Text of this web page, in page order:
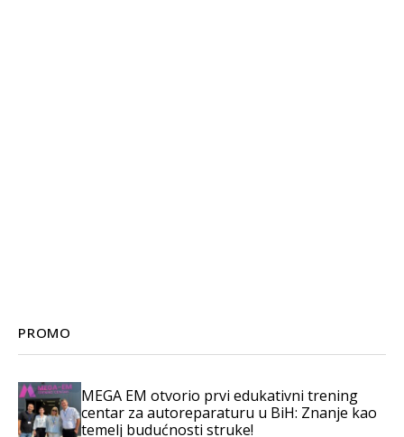
PROMO
MEGA EM otvorio prvi edukativni trening
centar za autoreparaturu u BiH: Znanje kao
temelj budućnosti struke!